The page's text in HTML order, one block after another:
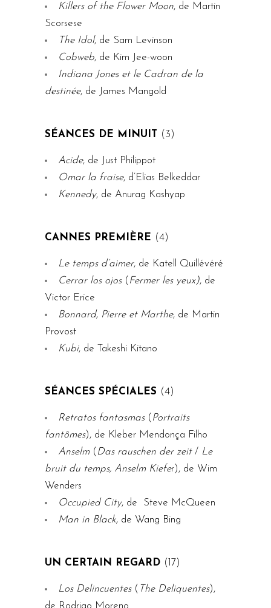
Killers of the Flower Moon, de Martin
Scorsese
The Idol, de Sam Levinson
Cobweb, de Kim Jee-woon
Indiana Jones et le Cadran de la
destinée, de James Mangold
SÉANCES DE MINUIT (3)
Acide, de Just Philippot
Omar la fraise, d’Elias Belkeddar
Kennedy, de Anurag Kashyap
CANNES PREMIÈRE (4)
Le temps d’aimer, de Katell Quillévéré
Cerrar los ojos( Fermer les yeux), de
Victor Erice
Bonnard, Pierre et Marthe, de Martin
Provost
Kubi, de Takeshi Kitano
SÉANCES SPÉCIALES (4)
Retratos fantasmas( Portraits
fantômes), de Kleber Mendonça Filho
Anselm ( Das rauschen der zeit / Le
bruit du temps, Anselm Kiefer), de Wim
Wenders
Occupied City, de Steve McQueen
Man in Black, de Wang Bing
UN CERTAIN REGARD (17)
Los Delincuentes( The Deliquentes),
de Rodrigo Moreno